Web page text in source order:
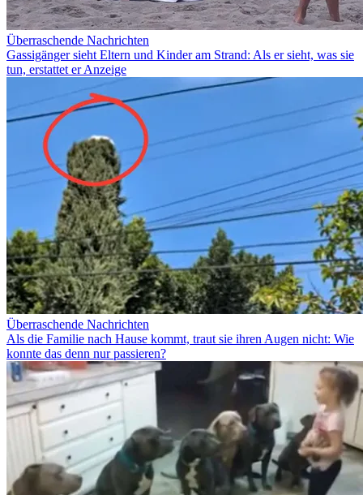
Überraschende Nachrichten
Gassigänger sieht Eltern und Kinder am Strand: Als er sieht, was sie
tun, erstattet er Anzeige
Überraschende Nachrichten
Als die Familie nach Hause kommt, traut sie ihren Augen nicht: Wie
konnte das denn nur passieren?